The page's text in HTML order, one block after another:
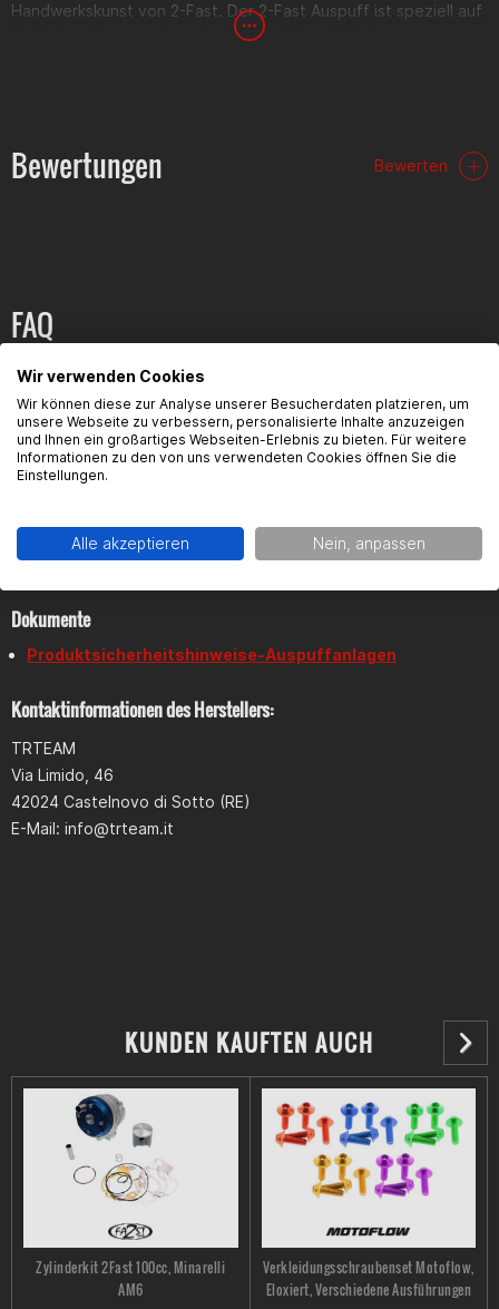
Handwerkskunst von 2-Fast. Der 2-Fast Auspuff ist speziell auf
die hohen Steuerzeiten des 2-Fast 100cc Zylinders angepasst,
Auspuffkrümmer
längere Lebenszeit und bessere Optik mit hitzebeständigem
Klarlack zu versehen.
Bewertungen Bewerten
FAQ
Hier findest du die häufigsten Fragen und die dazugehörigen
Produktsicherheit
Dokumente
Produktsicherheitshinweise-Auspuffanlagen
Kontaktinformationen des Herstellers:
TRTEAM
Via Limido, 46
42024 Castelnovo di Sotto (RE)
E-Mail: info@trteam.it
KUNDEN KAUFTEN AUCH
Zylinderkit 2Fast 100cc, Minarelli
AM6
Verkleidungsschraubenset Motoflow,
Eloxiert, Verschiedene Ausführungen
Wir verwenden Cookies
Wir können diese zur Analyse unserer Besucherdaten platzieren, um
unsere Webseite zu verbessern, personalisierte Inhalte anzuzeigen
und Ihnen ein großartiges Webseiten-Erlebnis zu bieten. Für weitere
Informationen zu den von uns verwendeten Cookies öffnen Sie die
Einstellungen.
Alle akzeptieren Nein, anpassen